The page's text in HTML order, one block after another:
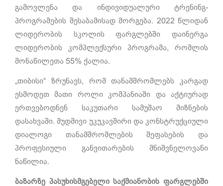
გამოვლენა და ინდივიდუალური ტრენინგ-
პროგრამების შესაბამისად მორგება. 2022 წლიდან
ლიდერობის სკოლის ფარგლებში დაინერგა
ლიდერობის კომპლექსური პროგრამა, რომლის
მონაწილეთა 55% ქალია.
„თიბისი“ ზრუნავს, რომ თანამშრომლებს კარგად
ესმოდეთ მათი როლი კომპანიაში და აქტიურად
ერთვებოდნენ საკუთარი სამუშაო მიზნების
დასახვაში. მუდმივი უკუკავშირი და კონსტრუქციული
დიალოგი თანამშრომლების შეფასების და
პროფესიული განვითარების მნიშვნელოვანი
ნაწილია.
ბაზარზე პასუხისმგებელი საქმიანობის ფარგლებში